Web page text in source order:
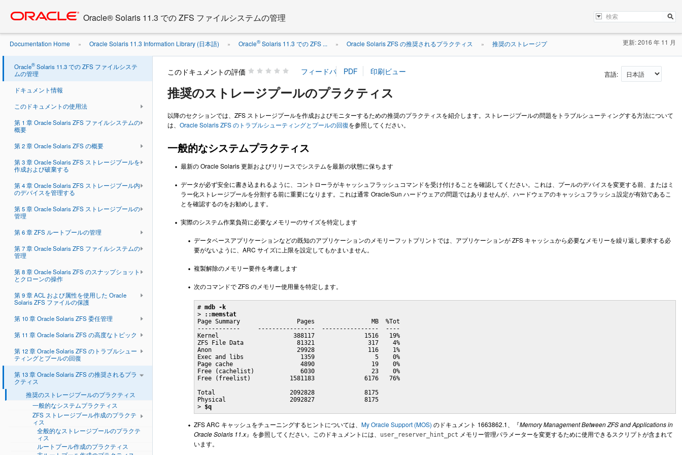
content
Oracle® Solaris 11.3 での ZFS ファイルシステムの管理
Documentation Home » Oracle Solaris 11.3 Information Library (日本語) » Oracle®Solaris 11.3 での ZFS ... » Oracle Solaris ZFS の推奨されるプラクティス » 推奨のストレージプ
ールのプラクティス
更新: 2016 年 11 月
Oracle® Solaris 11.3 での ZFS ファイルシステ
ムの管理
ドキュメント情報
このドキュメントの使用法
第 1 章 Oracle Solaris ZFS ファイルシステムの
概要
第 2 章 Oracle Solaris ZFS の概要
第 3 章 Oracle Solaris ZFS ストレージプールを
作成および破棄する
第 4 章 Oracle Solaris ZFS ストレージプール内
のデバイスを管理する
第 5 章 Oracle Solaris ZFS ストレージプールの
管理
第 6 章 ZFS ルートプールの管理
第 7 章 Oracle Solaris ZFS ファイルシステムの
管理
第 8 章 Oracle Solaris ZFS のスナップショット
とクローンの操作
第 9 章 ACL および属性を使用した Oracle
Solaris ZFS ファイルの保護
第 10 章 Oracle Solaris ZFS 委任管理
第 11 章 Oracle Solaris ZFS の高度なトピック
第 12 章 Oracle Solaris ZFS のトラブルシュー
ティングとプールの回復
第 13 章 Oracle Solaris ZFS の推奨されるプラ
クティス
推奨のストレージプールのプラクティス
一般的なシステムプラクティス
ZFS ストレージプール作成のプラクテ
ィス
全般的なストレージプールのプラクテ
ィス
ルートプール作成のプラクティス
このドキュメントの評価 言語:
推奨のストレージプールのプラクティス
以降のセクションでは、ZFS ストレージプールを作成およびモニターするための推奨のプラクティスを紹介します。ストレージプールの問題をトラブルシューティングする方法について
は、 Oracle Solaris ZFS のトラブルシューティングとプールの回復を参照してください。
一般的なシステムプラクティス
最新の Oracle Solaris 更新およびリリースでシステムを最新の状態に保ちます
データが必ず安全に書き込まれるように、コントローラがキャッシュフラッシュコマンドを受け付けることを確認してください。これは、プールのデバイスを変更する前、またはミ
ラー化ストレージプールを分割する前に重要になります。これは通常 Oracle/Sun ハードウェアの問題ではありませんが、ハードウェアのキャッシュフラッシュ設定が有効であるこ
とを確認するのをお勧めします。
実際のシステム作業負荷に必要なメモリーのサイズを特定します
データベースアプリケーションなどの既知のアプリケーションのメモリーフットプリントでは、アプリケーションが ZFS キャッシュから必要なメモリーを繰り返し要求する必
要がないように、ARC サイズに上限を設定してもかまいません。
複製解除のメモリー要件を考慮します
次のコマンドで ZFS のメモリー使用量を特定します。
# mdb -k
>
::memstat
Page Summary                Pages                MB  %Tot
------------     ----------------  ----------------  ----
Kernel                     388117              1516   19%
ZFS File Data               81321               317    4%
Anon                        29928               116    1%
Exec and libs                1359                 5    0%
Page cache                   4890                19    0%
Free (cachelist)             6030                23    0%
Free (freelist)           1581183              6176   76%
Total                     2092828              8175
Physical                  2092827              8175
> $q
ZFS ARC キャッシュをチューニングするヒントについては、 My Oracle Support (MOS) のドキュメント 1663862.1、『Memory Management Between ZFS and Applications in
Oracle Solaris 11.x』を参照してください。このドキュメントには、 user_reserver_hint_pct メモリー管理パラメーターを変更するために使用できるスクリプトが含まれて
います。